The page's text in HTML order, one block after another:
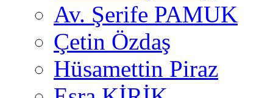
Av. Şerife PAMUK
Çetin Özdaş
Hüsamettin Piraz